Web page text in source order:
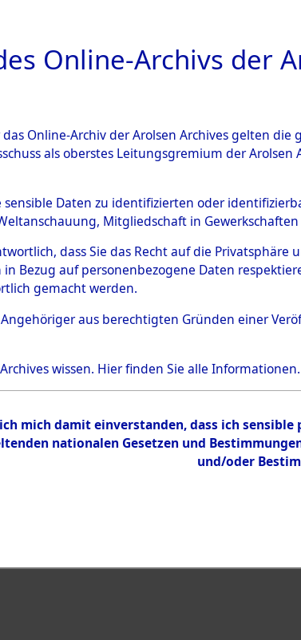
ARCHIVALE ÜBERSICHT
→Kreis
0108
Übergeordnetes
Inhalt
Zur Übersicht
Online-Archivs der
Online-Archiv der Arolsen Archives gelten
als oberstes Leitungsgremium der
sensible Daten zu identifizierten oder
Mitgliedschaft in
dass Sie das Recht auf die
Bezug auf personenbezogene Daten
gemacht werden.
Angehöriger aus berechtigten Gründen einer
wissen. Hierfinden Sie alle Informationen.
mich damit einverstanden, dass ich
nationalen Gesetzen und
und/oder